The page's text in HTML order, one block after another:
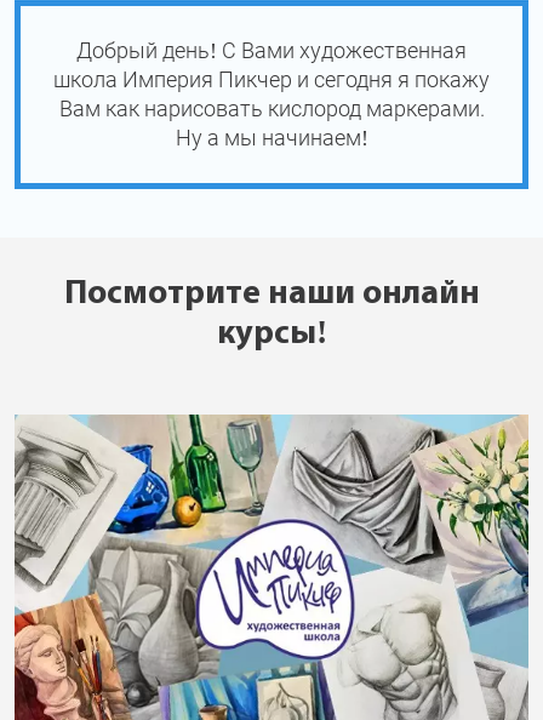
Добрый день! С Вами художественная
школа Империя Пикчер и сегодня я покажу
Вам как нарисовать кислород маркерами.
Ну а мы начинаем!
Посмотрите наши онлайн
курсы!